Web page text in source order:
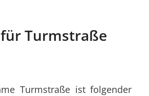
Turmstraße
Turmstraße ist folgender